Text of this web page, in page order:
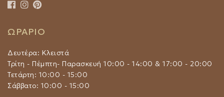
ΩΡΑΡΙΟ
Δευτέρα: Κλειστά
Τρίτη - Πέμπτη- Παρασκευή 10:00 - 14:00 & 17:00 - 20:00
Τετάρτη: 10:00 - 15:00
Σάββατο: 10:00 - 15:00